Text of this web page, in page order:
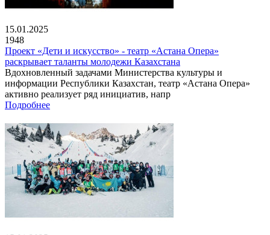
15.01.2025
1948
Проект «Дети и искусство» - театр «Астана Опера»
раскрывает таланты молодежи Казахстана
Вдохновленный задачами Министерства культуры и
информации Республики Казахстан, театр «Астана Опера»
активно реализует ряд инициатив, напр
Подробнее